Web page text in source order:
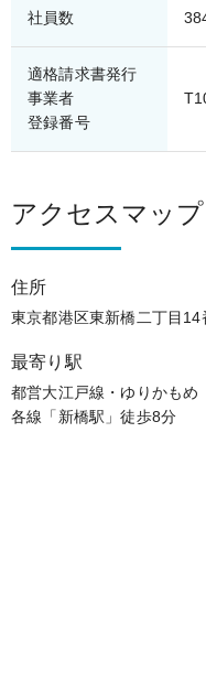
社員数
適格請求書発行
事業者
登録番号
アクセスマップ
住所
東京都港区東新橋二丁目
最寄り駅
都営大江戸線・ゆりかもめ
各線「新橋駅」徒歩8分